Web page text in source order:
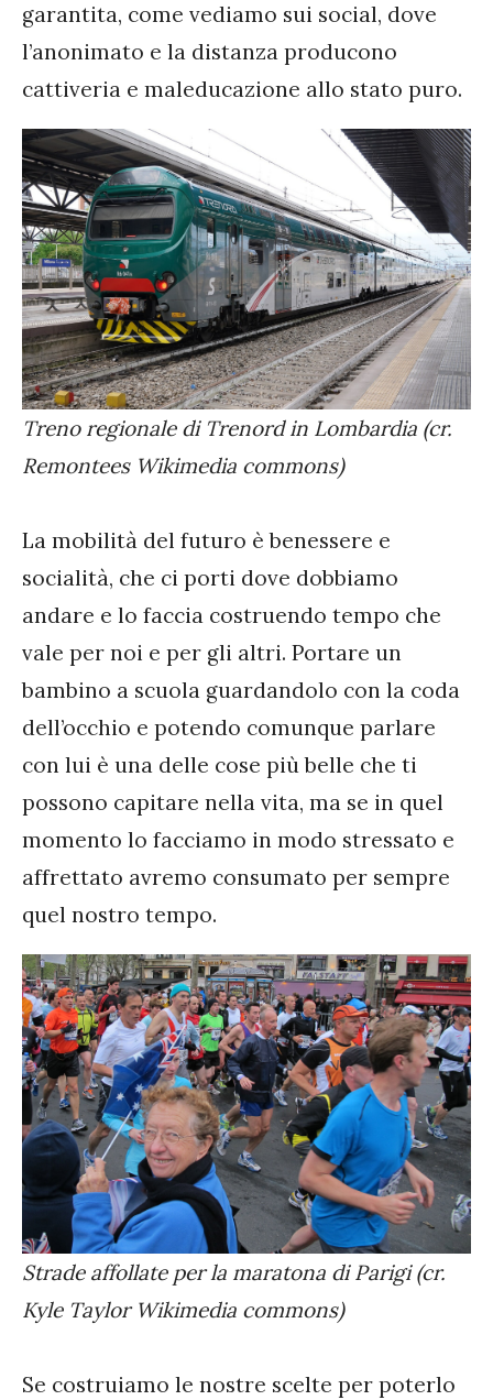
garantita, come vediamo sui social, dove
l’anonimato e la distanza producono
cattiveria e maleducazione allo stato puro.
Treno regionale di Trenord in Lombardia (cr.
Remontees Wikimedia commons)
La mobilità del futuro è benessere e
socialità, che ci porti dove dobbiamo
andare e lo faccia costruendo tempo che
vale per noi e per gli altri. Portare un
bambino a scuola guardandolo con la coda
dell’occhio e potendo comunque parlare
con lui è una delle cose più belle che ti
possono capitare nella vita, ma se in quel
momento lo facciamo in modo stressato e
affrettato avremo consumato per sempre
quel nostro tempo.
Strade affollate per la maratona di Parigi (cr.
Kyle Taylor Wikimedia commons)
Se costruiamo le nostre scelte per poterlo